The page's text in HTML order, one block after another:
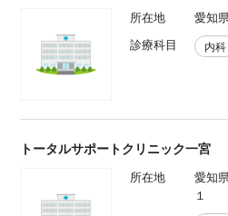
所在地
愛知
診療科目
内科
トータルサポートクリニック一宮
所在地
愛知
１